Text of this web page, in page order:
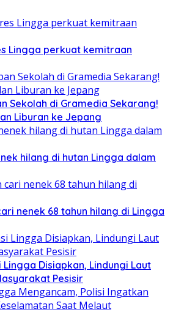
Lingga perkuat kemitraan
Sekolah di Gramedia Sekarang!
Liburan ke Jepang
hilang di hutan Lingga dalam
nenek 68 tahun hilang di Lingga
Disiapkan, Lindungi Laut
Pesisir